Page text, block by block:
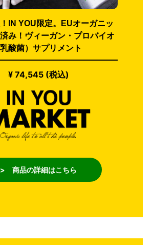
IN YOU限定。EUオーガニッ
み！ヴィーガン・プロバイオ
酸菌）サプリメント
¥ 74,545 (税込)
> 商品の詳細はこちら